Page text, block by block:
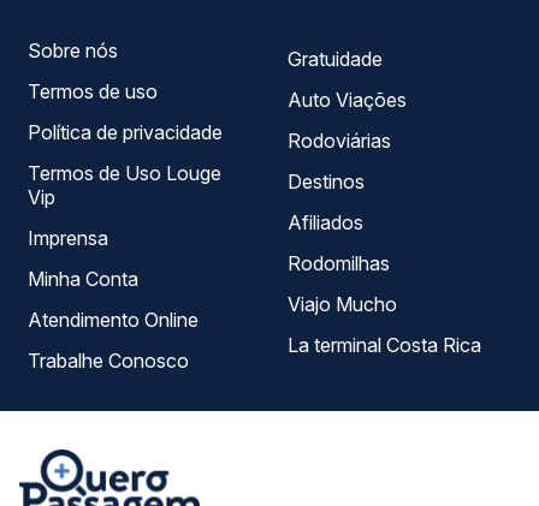
Sobre nós
Termos de uso
Política de privacidade
Termos de Uso Louge
Vip
Imprensa
Minha Conta
Atendimento Online
Trabalhe Conosco
Gratuidade
Auto Viações
Rodoviárias
Destinos
Afiliados
Rodomilhas
Viajo Mucho
La terminal Costa Rica